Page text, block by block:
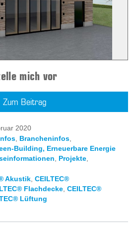
mich vor
Zum Beitrag
2020
, Brancheninfos,
Building, Erneuerbare Energie
Projekte
Akustik, CEILTEC®
Flachdecke CEILTEC®
Lüftung